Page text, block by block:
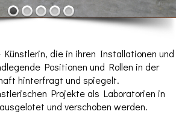
die in ihren Installationen und
Positionen und Rollen in der
hinterfragt und spiegelt.
Projekte als Laboratorien in
und verschoben werden.